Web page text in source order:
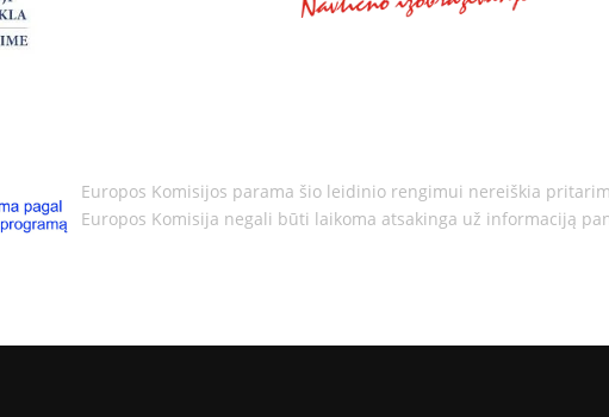
Europos Komisijos parama šio leidinio rengimui nereiškia
Europos Komisija negali būti laikoma atsakinga už informaciją